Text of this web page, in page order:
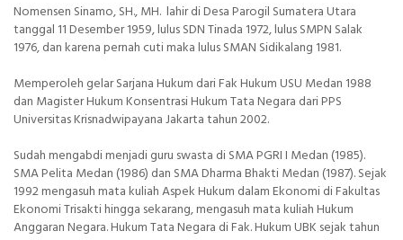
Nomensen Sinamo, SH., MH. lahir di Desa Parogil Sumatera Utara
tanggal 11 Desember 1959, lulus SDN Tinada 1972, lulus SMPN Salak
1976, dan karena pernah cuti maka lulus SMAN Sidikalang 1981.
Memperoleh gelar Sarjana Hukum dari Fak Hukum USU Medan 1988
dan Magister Hukum Konsentrasi Hukum Tata Negara dari PPS
Universitas Krisnadwipayana Jakarta tahun 2002.
Sudah mengabdi menjadi guru swasta di SMA PGRI I Medan (1985).
SMA Pelita Medan (1986) dan SMA Dharma Bhakti Medan (1987). Sejak
1992 mengasuh mata kuliah Aspek Hukum dalam Ekonomi di Fakultas
Ekonomi Trisakti hingga sekarang, mengasuh mata kuliah Hukum
Anggaran Negara. Hukum Tata Negara di Fak. Hukum UBK sejak tahun